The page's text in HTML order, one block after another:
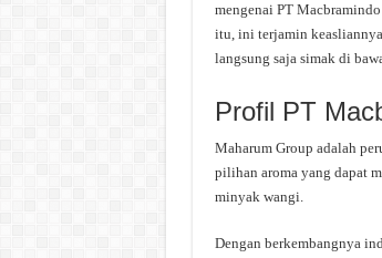
mengenai PT
itu, ini terjamin
langsung saja simak di
Profil PT
Maharum Group adalah
pilihan aroma yang dapat
minyak wangi.
Dengan berkembangnya